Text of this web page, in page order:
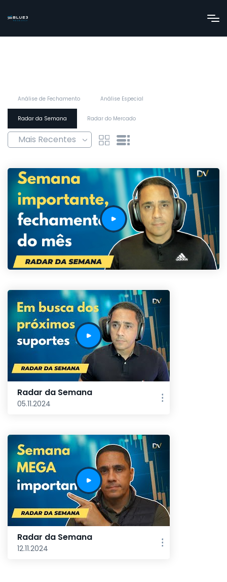
Análise de Fechamento Análise Especial
Radar da Semana Radar do Mercado
Radar da Semana
05.11.2024
Radar da Semana
12.11.2024